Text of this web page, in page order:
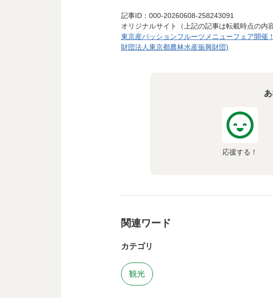
記事ID：000-20260608-258243091
オリジナルサイト（上記の記事は転載時点の内
東京産パッションフルーツメニューフェア開
財団法人東京都農林水産振興財団)
応援する！
関連ワード
カテゴリ
観光